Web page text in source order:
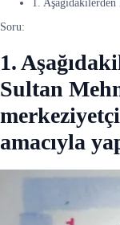
1.
Soru:
1.
Sultan
amacıyla